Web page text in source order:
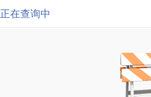
正在查询中